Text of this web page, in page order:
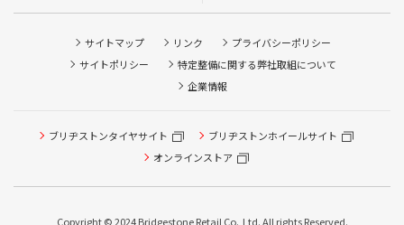
サイトマップ リンク
プライバシーポリシー
サイトポリシー
特定整備に関する弊社取組について
企業情報
ブリヂストンタイヤサイト
ブリヂストンホイールサイト
オンラインストア
Copyright © 2024 Bridgestone Retail Co.,Ltd. All rights Reserved.
タイヤ点検・安全点検/タイヤ履き替え/オイル交換/その他
ピット作業の予約